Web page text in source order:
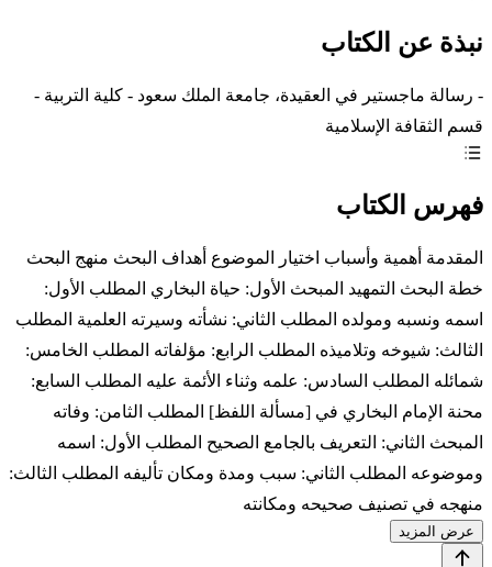
نبذة عن الكتاب
- رسالة ماجستير في العقيدة، جامعة الملك سعود - كلية التربية -
قسم الثقافة الإسلامية
فهرس الكتاب
المقدمة أهمية وأسباب اختيار الموضوع أهداف البحث منهج البحث
خطة البحث التمهيد المبحث الأول: حياة البخاري المطلب الأول:
اسمه ونسبه ومولده المطلب الثاني: نشأته وسيرته العلمية المطلب
الثالث: شيوخه وتلاميذه المطلب الرابع: مؤلفاته المطلب الخامس:
شمائله المطلب السادس: علمه وثناء الأئمة عليه المطلب السابع:
محنة الإمام البخاري في [مسألة اللفظ] المطلب الثامن: وفاته
المبحث الثاني: التعريف بالجامع الصحيح المطلب الأول: اسمه
وموضوعه المطلب الثاني: سبب ومدة ومكان تأليفه المطلب الثالث:
منهجه في تصنيف صحيحه ومكانته
عرض المزيد